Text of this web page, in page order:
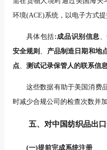
环境(ACE)系统，以电子方式
具体包括:成品识别信息 、
安全规则
产品制造日期和地
点、 测试记录保管人的联系信息
这些数据有助于美国消费
时减少合规公司的检查次数并
五、 对中国纺织品出
(一)提前完成系统注册